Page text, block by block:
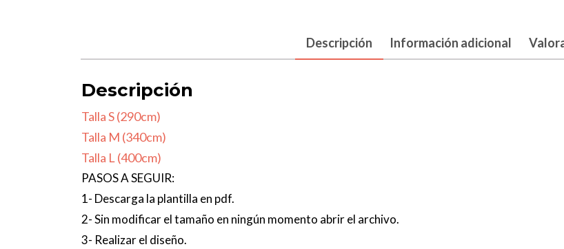
Descripción Información adicional
Descripción
Talla S (290cm)
Talla M (340cm)
Talla L (400cm)
PASOS A SEGUIR:
1- Descarga la plantilla en pdf.
2- Sin modificar el tamaño en ningún momento abrir el archivo.
3- Realizar el diseño.